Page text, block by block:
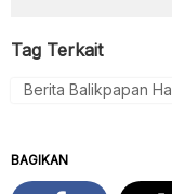
Tag Terkait
Berita Balikpapan
BAGIKAN